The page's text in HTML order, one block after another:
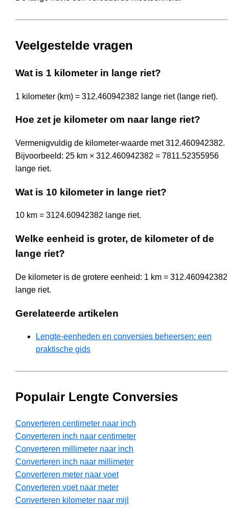
Veelgestelde vragen
Wat is 1 kilometer in lange riet?
1 kilometer (km) = 312.460942382 lange riet (lange riet).
Hoe zet je kilometer om naar lange riet?
Vermenigvuldig de kilometer-waarde met 312.460942382.
Bijvoorbeeld: 25 km × 312.460942382 = 7811.52355956
lange riet.
Wat is 10 kilometer in lange riet?
10 km = 3124.60942382 lange riet.
Welke eenheid is groter, de kilometer of de
lange riet?
De kilometer is de grotere eenheid: 1 km = 312.460942382
lange riet.
Gerelateerde artikelen
Lengte-eenheden en conversies beheersen: een
praktische gids
Populair Lengte Conversies
Converteren centimeter naar inch
Converteren inch naar centimeter
Converteren millimeter naar inch
Converteren inch naar millimeter
Converteren meter naar voet
Converteren voet naar meter
Converteren kilometer naar mijl